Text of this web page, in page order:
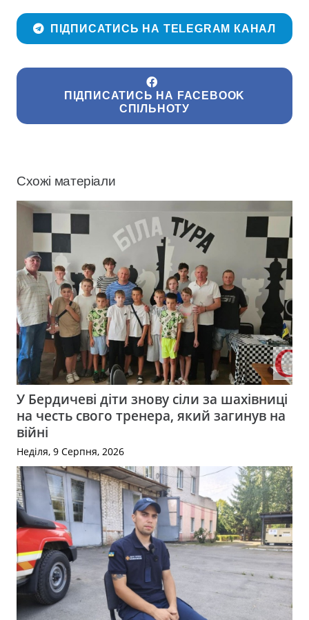
ПІДПИСАТИСЬ НА TELEGRAM КАНАЛ
ПІДПИСАТИСЬ НА FACEBOOK
СПІЛЬНОТУ
Схожі матеріали
У Бердичеві діти знову сіли за шахівниці
на честь свого тренера, який загинув на
війні
Неділя, 9 Серпня, 2026